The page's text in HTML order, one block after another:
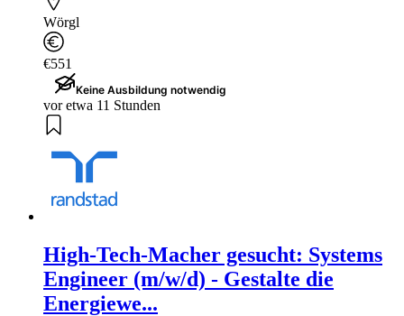
Wörgl
€551
Keine Ausbildung notwendig
vor etwa 11 Stunden
High-Tech-Macher gesucht: Systems
Engineer (m/w/d) - Gestalte die
Energiewe...